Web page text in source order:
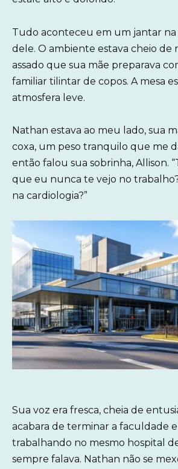
Tudo aconteceu em um jantar na
dele. O ambiente estava cheio de
assado que sua mãe preparava
familiar tilintar de copos. A mesa
atmosfera leve.
Nathan estava ao meu lado, sua
coxa, um peso tranquilo que me
então falou sua sobrinha, Allison.
que eu nunca te vejo no
na cardiologia?”
Sua voz era fresca, cheia de
acabara de terminar a faculdade e
trabalhando no mesmo hospital
sempre falava. Nathan não se